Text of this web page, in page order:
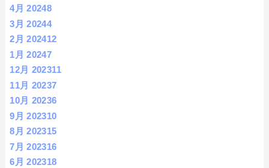
4月 20248
3月 20244
2月 202412
1月 20247
12月 202311
11月 20237
10月 20236
9月 202310
8月 202315
7月 202316
6月 202318